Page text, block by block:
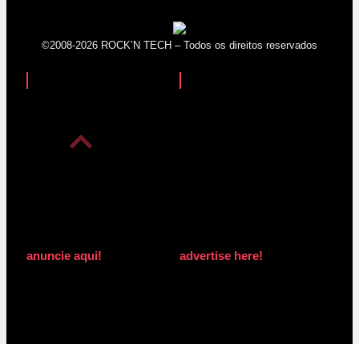
©2008-2026 ROCK’N TECH – Todos os direitos reservados
anuncie aqui! advertise here!